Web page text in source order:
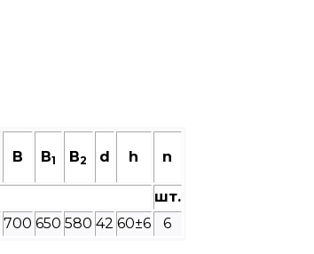
В B1 B2 d h n
шт.
700 650 580 42 60±6 6